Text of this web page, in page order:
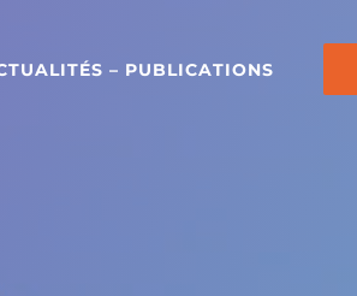
– PUBLICATIONS